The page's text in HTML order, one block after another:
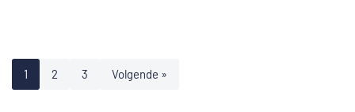
1 2 3 Volgende »